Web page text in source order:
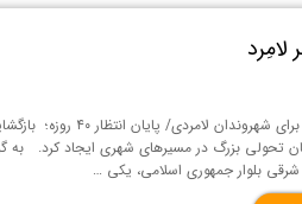
خبر خوش برای
تومان تحولی بزرگ در مسیرهای شهری ایجاد کرد.
بلوار جمهوری اسلامی، یکی …